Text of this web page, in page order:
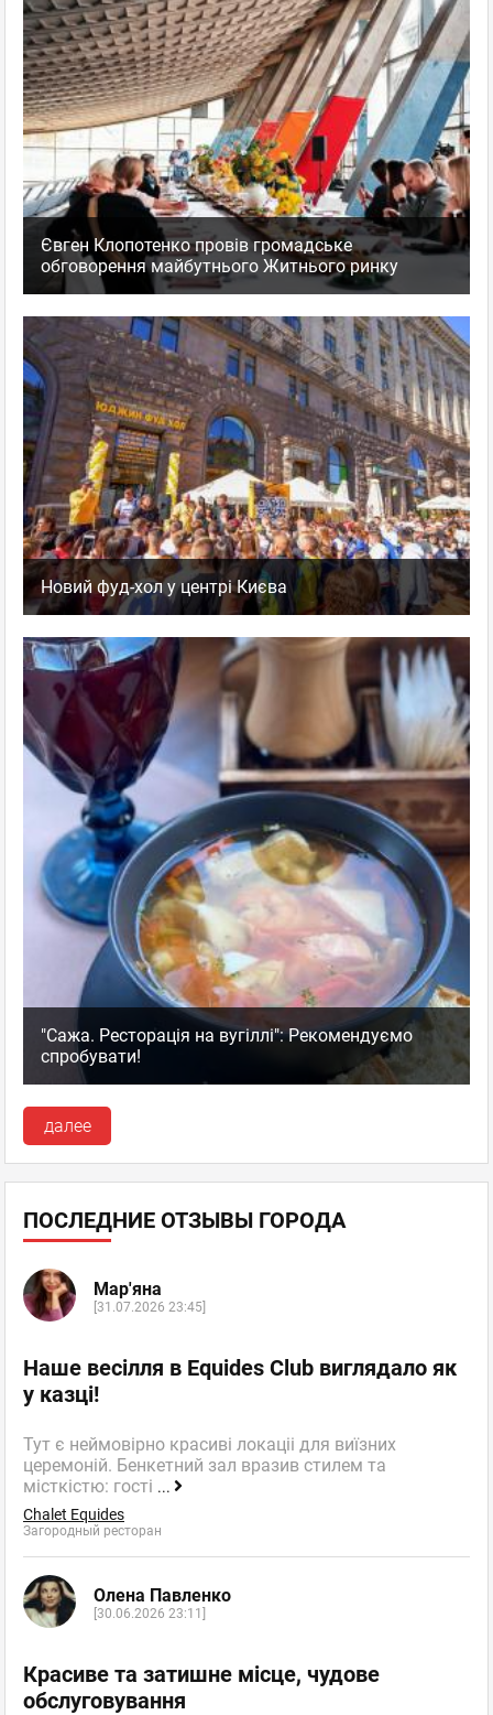
Євген Клопотенко провів громадське
обговорення майбутнього Житнього ринку
Новий фуд-хол у центрі Києва
"Сажа. Ресторація на вугіллі": Рекомендуємо
спробувати!
далее
ПОСЛЕДНИЕ ОТЗЫВЫ ГОРОДА
Мар'яна
[31.07.2026 23:45]
Наше весілля в Equides Club виглядало як
у казці!
Тут є неймовірно красиві локаціі для виїзних
церемоній. Бенкетний зал вразив стилем та
місткістю: гості ...
Chalet Equides
Загородный ресторан
Олена Павленко
[30.06.2026 23:11]
Красиве та затишне місце, чудове
обслуговування